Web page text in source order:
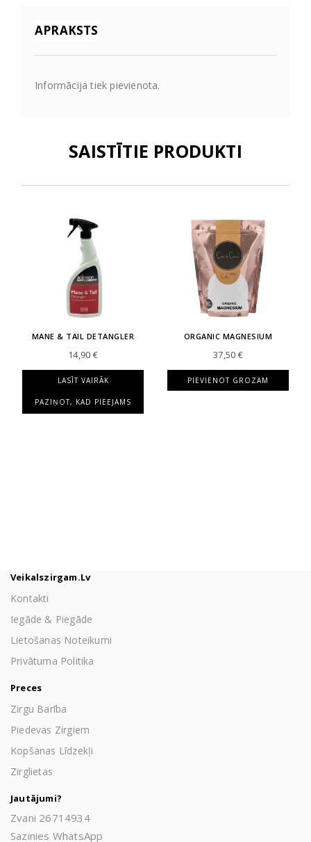
APRAKSTS
Informācija tiek pievienota.
SAISTĪTIE PRODUKTI
MANE & TAIL DETANGLER
14,90 €
LASĪT VAIRĀK
PAZIŅOT, KAD PIEEJAMS
ORGANIC MAGNESIUM
37,50 €
PIEVIENOT GROZAM
Veikalszirgam.lv
Kontakti
Iegāde & Piegāde
Lietošanas Noteikumi
Privātuma Politika
Preces
Zirgu Barība
Piedevas Zirgiem
Kopšanas Līdzekļi
Zirglietas
Jautājumi?
Zvani 26714934
Sazinies WhatsApp